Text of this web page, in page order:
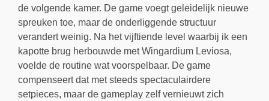
de volgende kamer. De game voegt geleidelijk nieuwe
spreuken toe, maar de onderliggende structuur
verandert weinig. Na het vijftiende level waarbij ik een
kapotte brug herbouwde met Wingardium Leviosa,
voelde de routine wat voorspelbaar. De game
compenseert dat met steeds spectaculairdere
setpieces, maar de gameplay zelf vernieuwt zich